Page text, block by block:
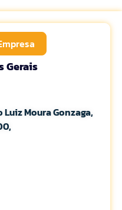
Gerais
Moura Gonzaga,